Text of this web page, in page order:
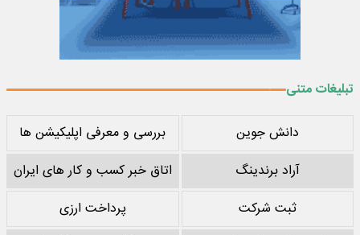
تبلیغات متنی
دانش جوین
بررسی و معرفی اپلیکیشن ها
آراد برندینگ
اتاق خبر کسب و کار های ایران
ثبت شرکت
پرداخت ارزی